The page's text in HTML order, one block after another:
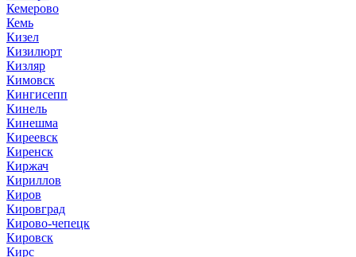
Кемерово
Кемь
Кизел
Кизилюрт
Кизляр
Кимовск
Кингисепп
Кинель
Кинешма
Киреевск
Киренск
Киржач
Кириллов
Киров
Кировград
Кирово-чепецк
Кировск
Кирс